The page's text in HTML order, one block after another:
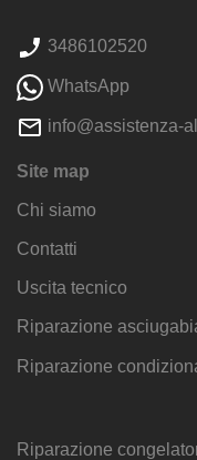
3486102520
WhatsApp
info@assistenza-
Site map
Chi siamo
Contatti
Uscita tecnico
Riparazione
Riparazione
Riparazione